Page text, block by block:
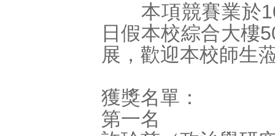
本項競賽業於
日假本校綜合大樓
展，歡迎本校師生
獲獎名單：
第一名